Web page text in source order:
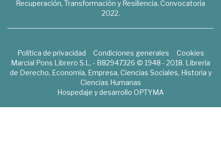
Recuperación, Transformación y Resiliencia. Convocatoria
2022.
Política de privacidad Condiciones generales
Cookies
Marcial Pons Librero S.L. - B82947326 © 1948 - 2018. Librería
de Derecho, Economía, Empresa, Ciencias Sociales, Historia y
Ciencias Humanas
Hospedaje y desarrollo OPTYMA